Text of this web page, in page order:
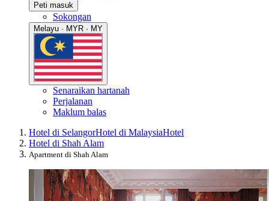
Peti masuk
Sokongan
Melayu · MYR · MY
Senaraikan hartanah
Perjalanan
Maklum balas
Hotel di SelangorHotel di MalaysiaHotel
Hotel di Shah Alam
Apartment di Shah Alam